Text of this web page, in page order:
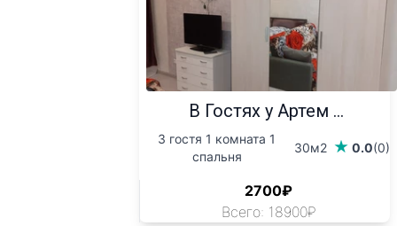
В Гостях у Артем ...
3 гостя 1 комната 1
спальня
30м2 0.0(0)
2700₽
Всего: 18900₽